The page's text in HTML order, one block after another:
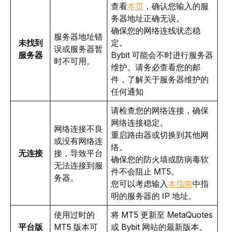
未找到
服务器
服务器地址错
误或服务器暂
时不可用。
查看本页，确认您输入的服
务器地址正确无误。
确保您的网络连线状态稳
定。
Bybit 可能会不时进行服务器
维护。请务必查看您的邮
件，了解关于服务器维护的
任何通知
无连接
网络连接不良
或没有网络连
接，导致平台
无法连接到服
务器。
请检查您的网络连接，确保
网络连接稳定。
重启路由器或切换到其他网
络。
确保您的防火墙或防病毒软
件不会阻止 MT5。
您可以考虑输入本指南中指
明的服务器的 IP 地址。
平台版
使用过时的
MT5 版本可
将 MT5 更新至 MetaQuotes
或 Bybit 网站的最新版本。